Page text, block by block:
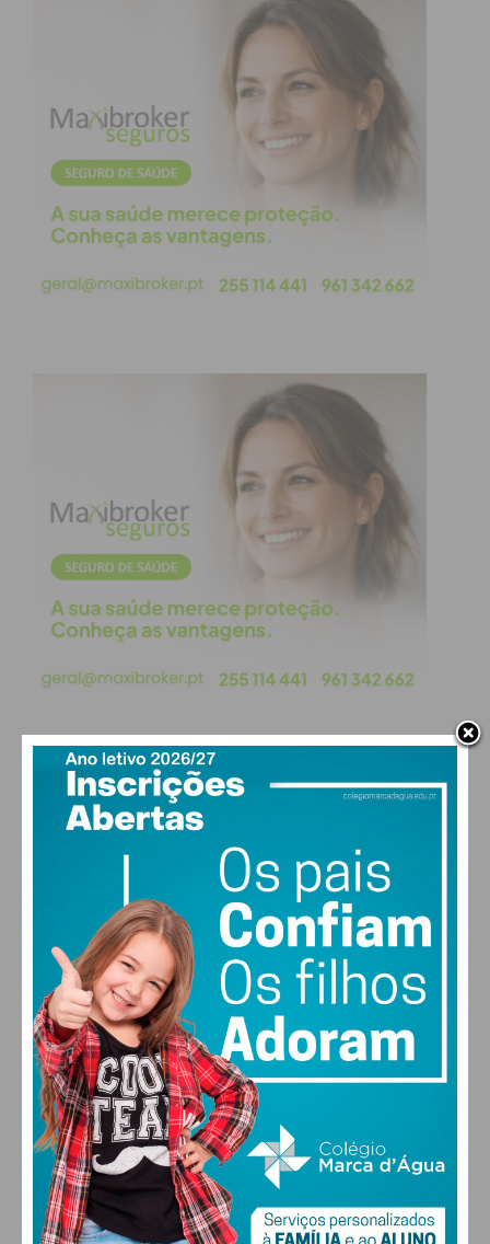
PAÇOS DE FERREIRA
16°
78% humidade
vento: 1m/s ENE
MAX 16 • MIN 16
30°
SEX
28
SÁB
27
DOM
29 °
SEG
ALTERAR